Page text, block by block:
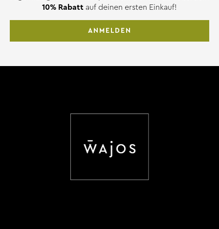
10% Rabatt auf deinen ersten Einkauf!
ANMELDEN